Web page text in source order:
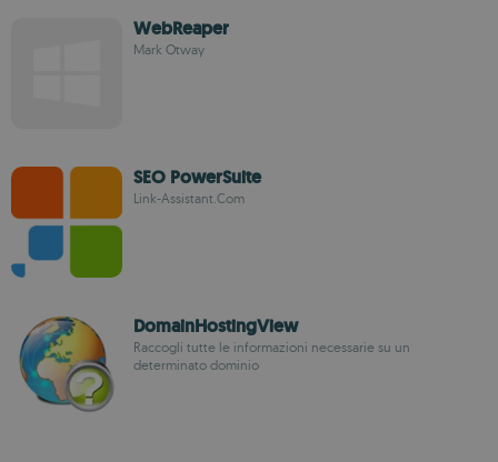
WebReaper
Mark Otway
SEO PowerSuite
Link-Assistant.Com
DomainHostingView
Raccogli tutte le informazioni necessarie su un
determinato dominio